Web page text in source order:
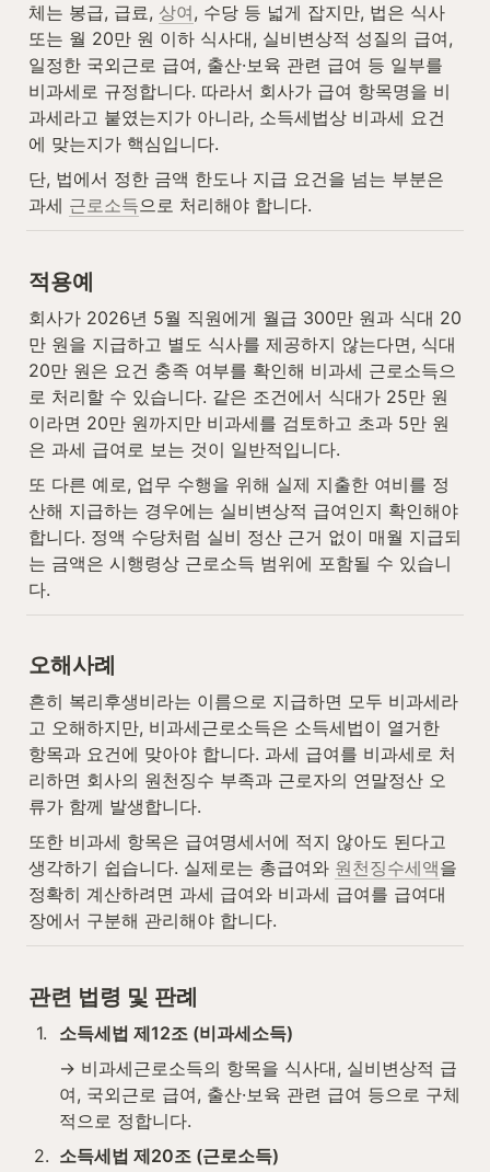
체는 봉급, 급료, 상여, 수당 등 넓게 잡지만, 법은 식사
또는 월 20만 원 이하 식사대, 실비변상적 성질의 급여,
일정한 국외근로 급여, 출산·보육 관련 급여 등 일부를
비과세로 규정합니다. 따라서 회사가 급여 항목명을 비
과세라고 붙였는지가 아니라, 소득세법상 비과세 요건
에 맞는지가 핵심입니다.
단, 법에서 정한 금액 한도나 지급 요건을 넘는 부분은
과세 근로소득으로 처리해야 합니다.
적용예
회사가 2026년 5월 직원에게 월급 300만 원과 식대 20
만 원을 지급하고 별도 식사를 제공하지 않는다면, 식대
20만 원은 요건 충족 여부를 확인해 비과세 근로소득으
로 처리할 수 있습니다. 같은 조건에서 식대가 25만 원
이라면 20만 원까지만 비과세를 검토하고 초과 5만 원
은 과세 급여로 보는 것이 일반적입니다.
또 다른 예로, 업무 수행을 위해 실제 지출한 여비를 정
산해 지급하는 경우에는 실비변상적 급여인지 확인해야
합니다. 정액 수당처럼 실비 정산 근거 없이 매월 지급되
는 금액은 시행령상 근로소득 범위에 포함될 수 있습니
다.
오해사례
흔히 복리후생비라는 이름으로 지급하면 모두 비과세라
고 오해하지만, 비과세근로소득은 소득세법이 열거한
항목과 요건에 맞아야 합니다. 과세 급여를 비과세로 처
리하면 회사의 원천징수 부족과 근로자의 연말정산 오
류가 함께 발생합니다.
또한 비과세 항목은 급여명세서에 적지 않아도 된다고
생각하기 쉽습니다. 실제로는 총급여와 원천징수세액을
정확히 계산하려면 과세 급여와 비과세 급여를 급여대
장에서 구분해 관리해야 합니다.
관련 법령 및 판례
1.
소득세법 제12조 (비과세소득)
→ 비과세근로소득의 항목을 식사대, 실비변상적 급
여, 국외근로 급여, 출산·보육 관련 급여 등으로 구체
적으로 정합니다.
2. 소득세법 제20조 (근로소득)